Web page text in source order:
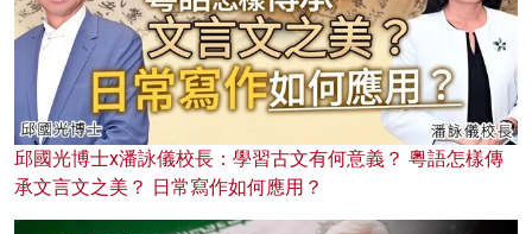
邱國光博士x潘詠儀校長：學習古文有何意義？ 粵語怎樣傳
承文言文之美？ 日常寫作如何應用？